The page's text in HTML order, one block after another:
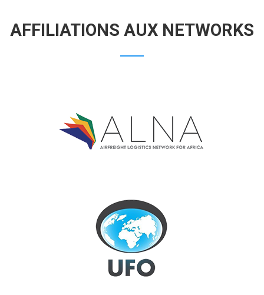
AFFILIATIONS AUX NETWORKS